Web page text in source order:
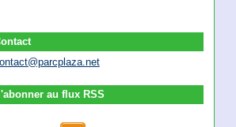
au flux RSS